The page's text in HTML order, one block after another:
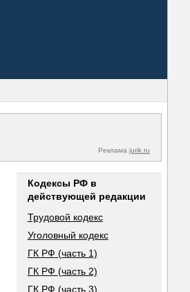
Реклама jurik.ru
Кодексы РФ в
действующей редакции
Трудовой кодекс
Уголовный кодекс
ГК РФ (часть 1)
ГК РФ (часть 2)
ГК РФ (часть 3)